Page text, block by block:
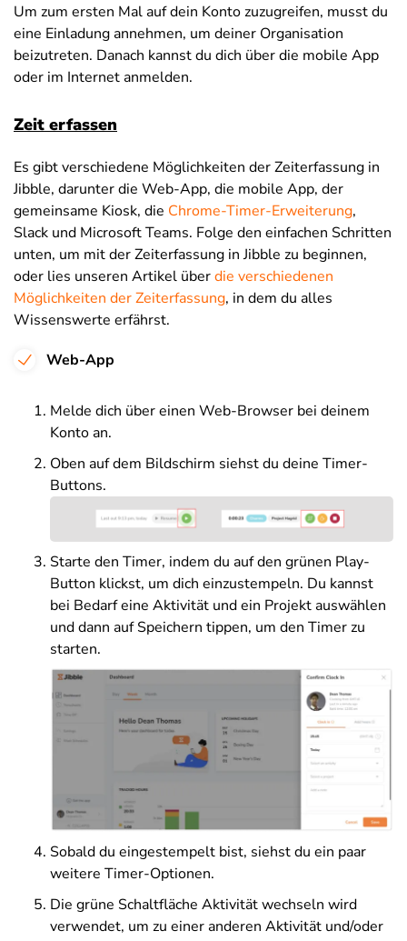
Um zum ersten Mal auf dein Konto zuzugreifen, musst du
eine Einladung annehmen, um deiner Organisation
beizutreten. Danach kannst du dich über die mobile App
oder im Internet anmelden.
Zeit erfassen
Es gibt verschiedene Möglichkeiten der Zeiterfassung in
Jibble, darunter die Web-App, die mobile App, der
gemeinsame Kiosk, die Chrome-Timer-Erweiterung,
Slack und Microsoft Teams. Folge den einfachen Schritten
unten, um mit der Zeiterfassung in Jibble zu beginnen,
oder lies unseren Artikel überdie verschiedenen
Möglichkeiten der Zeiterfassung, in dem du alles
Wissenswerte erfährst.
Web-App
Melde dich über einen Web-Browser bei deinem
Konto an.
Oben auf dem Bildschirm siehst du deine Timer-
Buttons.
Starte den Timer, indem du auf den grünen Play-
Button klickst, um dich einzustempeln. Du kannst
bei Bedarf eine Aktivität und ein Projekt auswählen
und dann auf Speichern tippen, um den Timer zu
starten.
Sobald du eingestempelt bist, siehst du ein paar
weitere Timer-Optionen.
Die grüne Schaltfläche Aktivität wechseln wird
verwendet, um zu einer anderen Aktivität und/oder